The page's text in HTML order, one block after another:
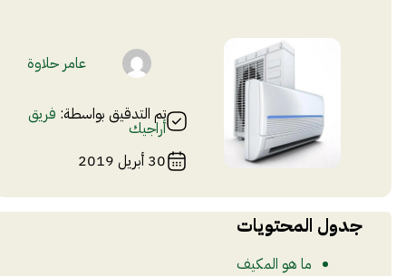
عامر حلاوة
تم التدقيق بواسطة: فريق
أراجيك
30 أبريل 2019
جدول المحتويات
ما هو المكيف